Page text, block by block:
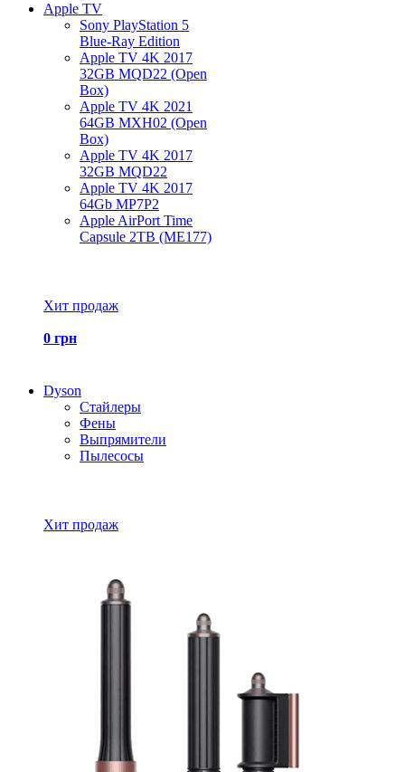
Apple TV
Sony PlayStation 5
Blue-Ray Edition
Apple TV 4K 2017
32GB MQD22 (Open
Box)
Apple TV 4K 2021
64GB MXH02 (Open
Box)
Apple TV 4K 2017
32GB MQD22
Apple TV 4K 2017
64Gb MP7P2
Apple AirPort Time
Capsule 2TB (ME177)
Хит продаж
0 грн
Dyson
Стайлеры
Фены
Выпрямители
Пылесосы
Хит продаж